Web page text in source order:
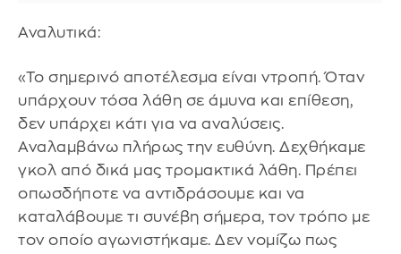
Αναλυτικά:
«Το σημερινό αποτέλεσμα είναι ντροπή. Όταν
υπάρχουν τόσα λάθη σε άμυνα και επίθεση,
δεν υπάρχει κάτι για να αναλύσεις.
Αναλαμβάνω πλήρως την ευθύνη. Δεχθήκαμε
γκολ από δικά μας τρομακτικά λάθη. Πρέπει
οπωσδήποτε να αντιδράσουμε και να
καταλάβουμε τι συνέβη σήμερα, τον τρόπο με
τον οποίο αγωνιστήκαμε. Δεν νομίζω πως